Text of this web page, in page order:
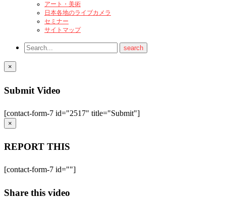
アート・美術
日本各地のライブカメラ
セミナー
サイトマップ
×
Submit Video
[contact-form-7 id="2517" title="Submit"]
×
REPORT THIS
[contact-form-7 id=""]
Share this video